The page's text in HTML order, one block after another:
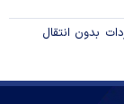
بدون انتقال